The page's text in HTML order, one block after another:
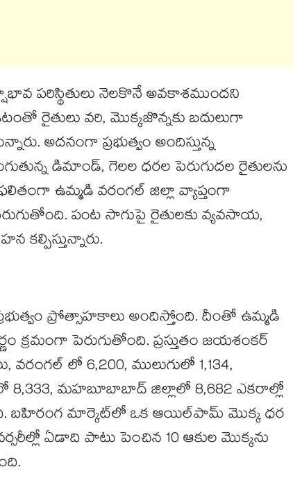
పరిస్థితులు నెలకొనే అవకాశముందని
రైతులు వరి, మొక్కజొన్నకు బదులుగా
అదనంగా ప్రభుత్వం అందిస్తున్న
డిమాండ్, గెలల ధరల పెరుగుదల రైతులను
ఉమ్మడి వరంగల్ జిల్లా వ్యాప్తంగా
పంట సాగుపై రైతులకు వ్యవసాయ,
కల్పిస్తున్నారు.
ప్రోత్సాహకాలు అందిస్తోంది. దీంతో ఉమ్మడి
క్రమంగా పెరుగుతోంది. ప్రస్తుతం జయశంకర్
వరంగల్ లో 6,200, ములుగులో 1,134,
మహబూబాబాద్ జిల్లాలో 8,682 ఎకరాల్లో
బహిరంగ మార్కెట్​లో ఒక ఆయిల్‌‌‌‌‌‌‌‌పామ్ మొక్క ధర
ఏడాది పాటు పెంచిన 10 ఆకుల మొక్కను